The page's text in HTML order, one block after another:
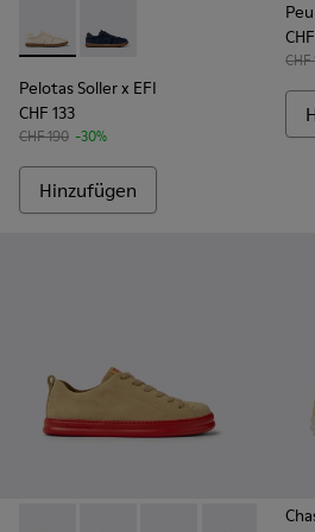
Pelotas Soller x EFI - K101033-
Pelotas Soller x EFI -
Pelotas Soller x EFI
CHF 133
CHF 190 -30%
Hinzufügen
CHF